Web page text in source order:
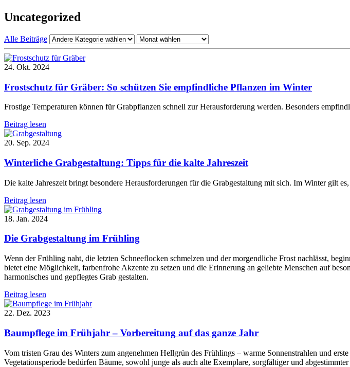
Uncategorized
Alle Beiträge
24. Okt. 2024
Frostschutz für Gräber: So schützen Sie empfindliche Pflanzen im Winter
Frostige Temperaturen können für Grabpflanzen schnell zur Herausforderung werden. Besonders
Beitrag lesen
20. Sep. 2024
Winterliche Grabgestaltung: Tipps für die kalte Jahreszeit
Die kalte Jahreszeit bringt besondere Herausforderungen für die Grabgestaltung mit sich. Im Winter gilt
Beitrag lesen
18. Jan. 2024
Die Grabgestaltung im Frühling
Wenn der Frühling naht, die letzten Schneeflocken schmelzen und der morgendliche Frost nachlässt,
bietet eine Möglichkeit, farbenfrohe Akzente zu setzen und die Erinnerung an geliebte Menschen auf
harmonisches und gepflegtes Grab gestalten.
Beitrag lesen
22. Dez. 2023
Baumpflege im Frühjahr – Vorbereitung auf das ganze Jahr
Vom tristen Grau des Winters zum angenehmen Hellgrün des Frühlings – warme Sonnenstrahlen und
Vegetationsperiode bedürfen Bäume, sowohl junge als auch alte Exemplare, sorgfältiger und